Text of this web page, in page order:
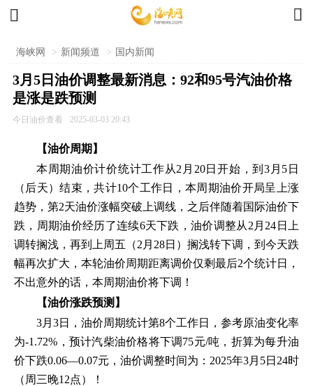
 
海峡网 > 新闻频道 > 国内新闻
3月5日油价调整最新消息：92和95号汽油价格
是涨是跌预测
今日油价查看 2025-03-03 20:43
【油价周期】
本周期油价计价统计工作从2月20日开始，到3月5日
（后天）结束，共计10个工作日，本周期油价开局呈上涨
趋势，第2天油价涨幅突破上调线，之后伴随着国际油价下
跌，周期油价经历了连续6天下跌，油价调整从2月24日上
调转搁浅，再到上周五（2月28日）搁浅转下调，到今天跌
幅再次扩大，本轮油价周期距离调价仅剩最后2个统计日，
不出意外的话，本周期油价将下调！
【油价涨跌预测】
3月3日，油价周期统计第8个工作日，参考原油变化率
为-1.72%，预计汽柴油价格将下调75元/吨，折算为每升油
价下跌0.06—0.07元，油价调整时间为：2025年3月5日24时
（周三晚12点）！